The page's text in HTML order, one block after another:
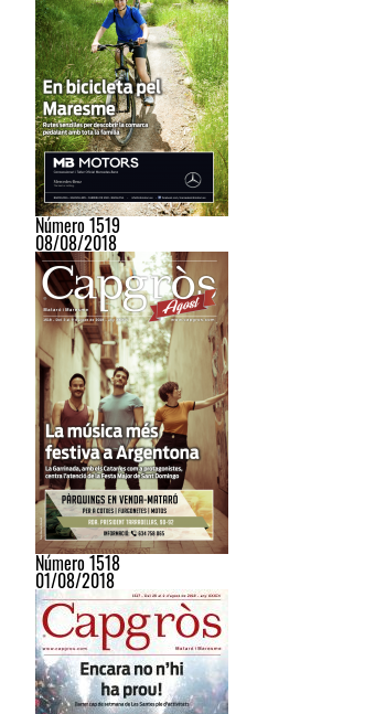
Número 1519
08/08/2018
Número 1518
01/08/2018